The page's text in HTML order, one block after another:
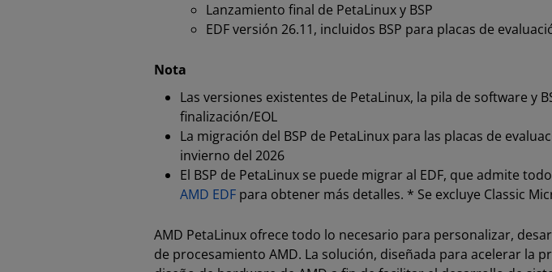
Lanzamiento final de PetaLinux y BSP
EDF versión 26.11, incluidos BSP para placas de
Nota
Las versiones existentes de PetaLinux, la pila de software y
finalización/EOL
La migración del BSP de PetaLinux para las placas de
invierno del 2026
El BSP de PetaLinux se puede migrar al EDF, que admite
AMD EDFpara obtener más detalles. * Se excluye Classic
AMD PetaLinux ofrece todo lo necesario para personalizar,
de procesamiento AMD. La solución, diseñada para acelerar la